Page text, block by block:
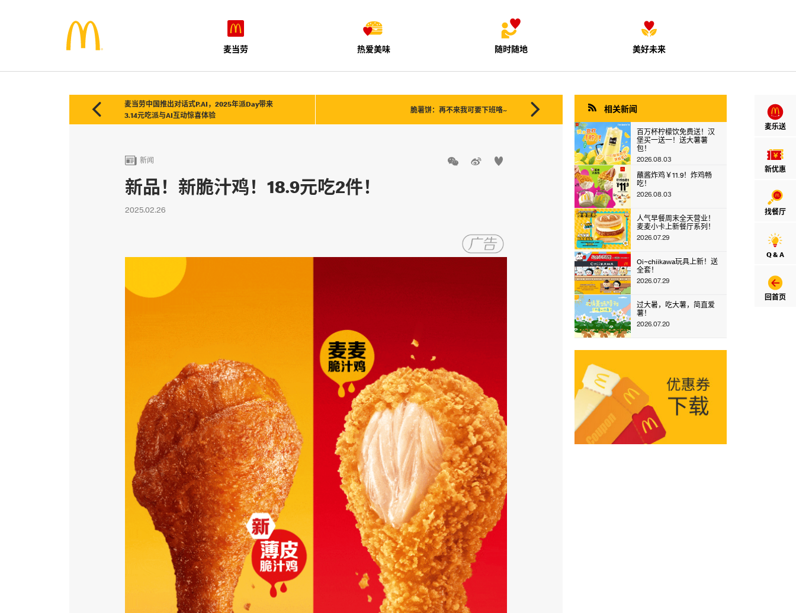
麦当劳 热爱美味 随时随地 美好未来
麦乐送
新优惠
找餐厅
Q & A
回首页

麦当劳中国推出对话式P.AI，2025年派Day带来
3.14元吃派与AI互动惊喜体验

脆薯饼：再不来我可要下班咯~
 新闻   
新品！新脆汁鸡！18.9元吃2件！
2025.02.26
 相关新闻
百万杯柠檬饮免费送！汉
堡买一送一！送大薯薯
包！
2026.08.03
蘸酱炸鸡￥11.9！炸鸡畅
吃！
2026.08.03
人气早餐周末全天营业！
麦麦小卡上新餐厅系列！
2026.07.29
Oi~chiikawa玩具上新！送
全套！
2026.07.29
过大暑，吃大薯，简直爱
薯！
2026.07.20